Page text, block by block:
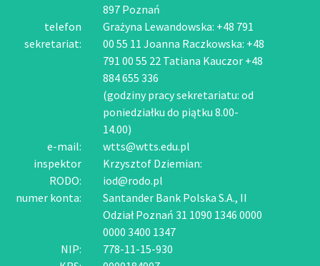
897 Poznań
telefon
sekretariat:
Grażyna Lewandowska: +48 791
00 55 11 Joanna Raczkowska: +48
791 00 55 22 Tatiana Kauczor +48
884 655 336
(godziny pracy sekretariatu: od
poniedziałku do piątku 8.00-
14.00)
e-mail:
wtts@wtts.edu.pl
inspektor
RODO:
Krzysztof Dziemian:
iod@rodo.pl
numer konta:
Santander Bank Polska S.A., II
Odział Poznań 31 1090 1346 0000
0000 3400 1347
NIP:
778-11-15-930